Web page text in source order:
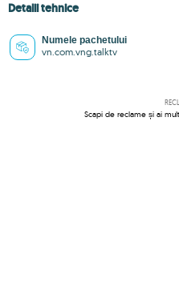
Detalii tehnice
Numele pachetului
vn.com.vng.talktv
Scapi de reclame și ai